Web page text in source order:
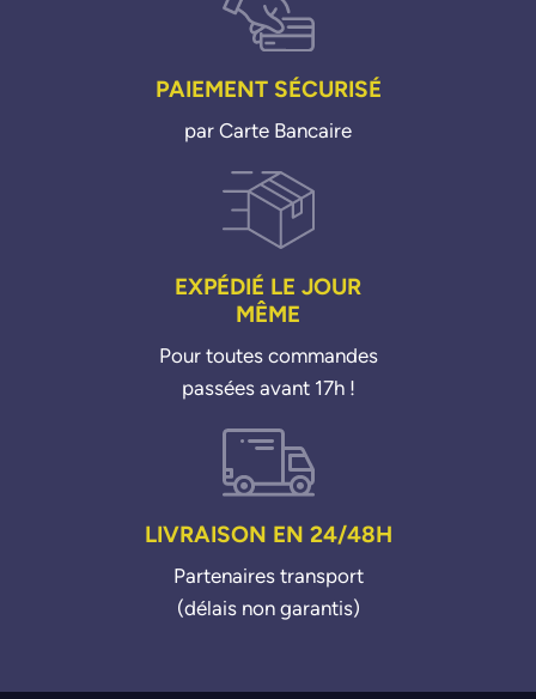
PAIEMENT SÉCURISÉ
par Carte Bancaire
EXPÉDIÉ LE JOUR
MÊME
Pour toutes commandes
passées avant 17h !
LIVRAISON EN 24/48H
Partenaires transport
(délais non garantis)